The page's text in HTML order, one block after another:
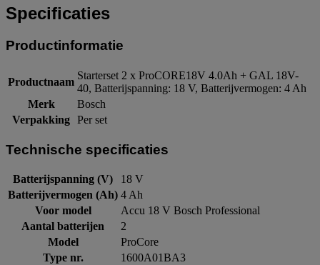
Specificaties
Productinformatie
Productnaam
Starterset 2 x ProCORE18V 4.0Ah + GAL 18V-
40, Batterijspanning: 18 V, Batterijvermogen: 4 Ah
Merk
Bosch
Verpakking Per set
Technische specificaties
Batterijspanning (V)
18 V
Batterijvermogen (Ah) 4 Ah
Voor model
Accu 18 V Bosch Professional
Aantal batterijen
2
Model
ProCore
Type nr.
1600A01BA3